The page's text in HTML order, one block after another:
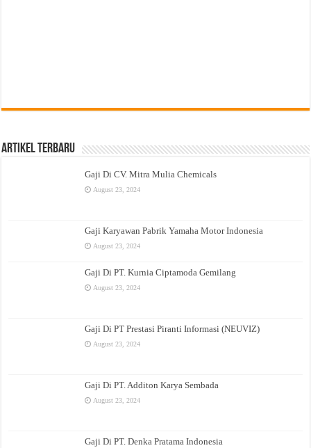
Artikel Terbaru
Gaji Di CV. Mitra Mulia Chemicals
August 23, 2024
Gaji Karyawan Pabrik Yamaha Motor Indonesia
August 23, 2024
Gaji Di PT. Kurnia Ciptamoda Gemilang
August 23, 2024
Gaji Di PT Prestasi Piranti Informasi (NEUVIZ)
August 23, 2024
Gaji Di PT. Additon Karya Sembada
August 23, 2024
Gaji Di PT. Denka Pratama Indonesia